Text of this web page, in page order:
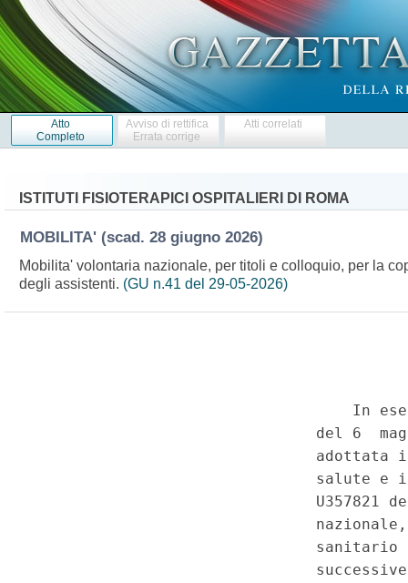
Atto
Completo
Avviso di rettifica
Errata corrige
Atti correlati
ISTITUTI FISIOTERAPICI OSPITALIERI DI ROMA
MOBILITA' (scad. 28 giugno 2026)
Mobilita' volontaria nazionale, per titoli e colloquio, per la
degli assistenti. (GU n.41 del 29-05-2026)